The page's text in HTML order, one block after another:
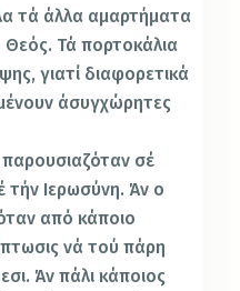
τά άλλα αμαρτή­ματα
Θεός. Τά πορτοκάλια
γιατί διαφορετικά
άσυγχώρητες
σέ
τήν Ιερωσύνη. Άν ο
από κάποιο
νά τού πάρη
Άν πάλι κάποιος